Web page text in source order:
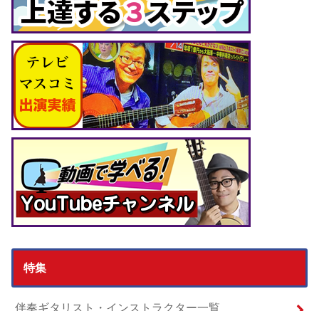
特集
伴奏ギタリスト・インストラクター一覧